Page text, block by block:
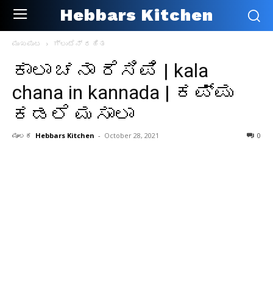
Hebbars Kitchen
ಮುಖಪುಟ ಗ್ಲುಟೆನ್ ರಹಿತ
ಕಾಲಾ ಚನಾ ರೆಸಿಪಿ | kala
chana in kannada | ಕಪ್ಪು
ಕಡಲೆ ಮಸಾಲಾ
ಮೂಲಕ Hebbars Kitchen - October 28, 2021 0